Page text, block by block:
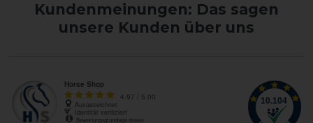
Kundenmeinungen: Das sagen
unsere Kunden über uns